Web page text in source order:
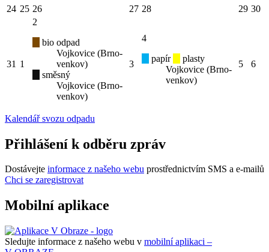
24 25 26 27 28 29 30
31 1
2
bio odpad
Vojkovice (Brno-
venkov)
směsný
Vojkovice (Brno-
venkov)
3
4
papír
plasty
Vojkovice (Brno-
venkov)
5 6
Kalendář svozu odpadu
Přihlášení k odběru zpráv
Dostávejte informace z našeho webu prostřednictvím SMS a e-mailů
Chci se zaregistrovat
Mobilní aplikace
Sledujte informace z našeho webu v mobilní aplikaci –